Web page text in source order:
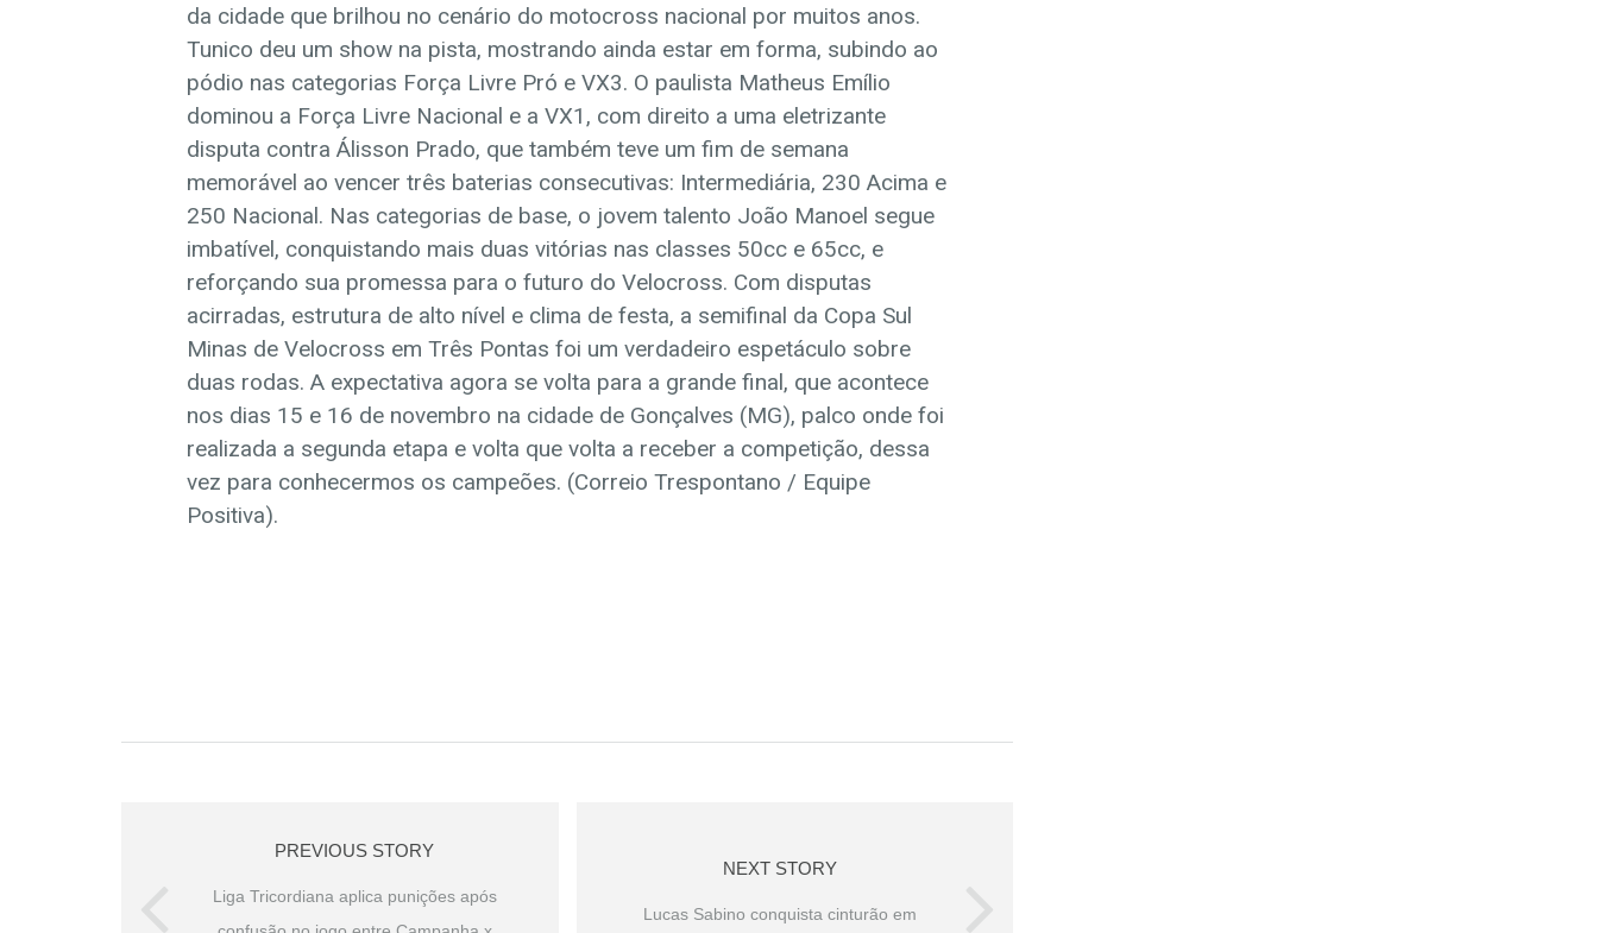
da cidade que brilhou no cenário do motocross nacional por muitos anos.
Tunico deu um show na pista, mostrando ainda estar em forma, subindo ao
pódio nas categorias Força Livre Pró e VX3. O paulista Matheus Emílio
dominou a Força Livre Nacional e a VX1, com direito a uma eletrizante
disputa contra Álisson Prado, que também teve um fim de semana
memorável ao vencer três baterias consecutivas: Intermediária, 230 Acima e
250 Nacional. Nas categorias de base, o jovem talento João Manoel segue
imbatível, conquistando mais duas vitórias nas classes 50cc e 65cc, e
reforçando sua promessa para o futuro do Velocross. Com disputas
acirradas, estrutura de alto nível e clima de festa, a semifinal da Copa Sul
Minas de Velocross em Três Pontas foi um verdadeiro espetáculo sobre
duas rodas. A expectativa agora se volta para a grande final, que acontece
nos dias 15 e 16 de novembro na cidade de Gonçalves (MG), palco onde foi
realizada a segunda etapa e volta que volta a receber a competição, dessa
vez para conhecermos os campeões. (Correio Trespontano / Equipe
Positiva).
PREVIOUS STORY
Liga Tricordiana aplica punições após
NEXT STORY
Lucas Sabino conquista cinturão em